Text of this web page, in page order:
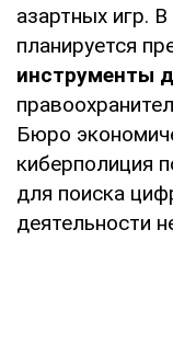
азартных игр.
планируется
инструменты
Бюро
киберполиция
для поиска
деятельности